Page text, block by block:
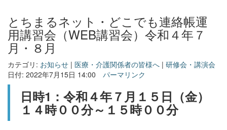
とちまるネット・どこでも連絡帳運
用講習会（WEB講習会）令和４年７
月・８月
カテゴリ: お知らせ | 医療・介護関係者の皆様へ | 研修会・講演会
日付: 2022年7月15日 14:00
パーマリンク
日時1：令和４年７月１５日（金）
１４時００分～１５時００分